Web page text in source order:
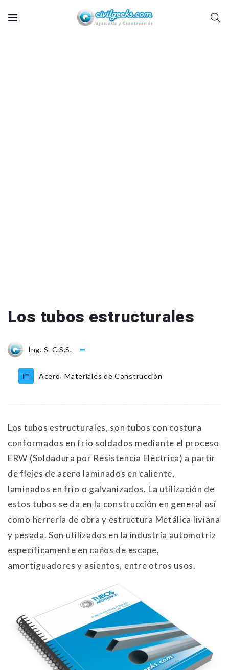
Los tubos estructurales
Ing. S. C.S.S.
Acero, Materiales de Construcción
Los tubos estructurales, son tubos con costura
conformados en frío soldados mediante el proceso
ERW (Soldadura por Resistencia Eléctrica) a partir
de flejes de acero laminados en caliente,
laminados en frío o galvanizados. La utilización de
estos tubos se da en la construcción en general así
como herrería de obra y estructura Metálica liviana
y pesada. Son utilizados en la industria automotriz
específicamente en cańos de escape,
amortiguadores y asientos, entre otros usos.